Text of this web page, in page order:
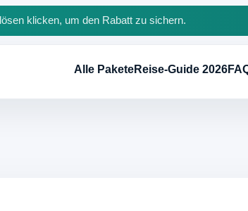
klicken, um den Rabatt zu sichern.
Alle PaketeReise-Guide 2026